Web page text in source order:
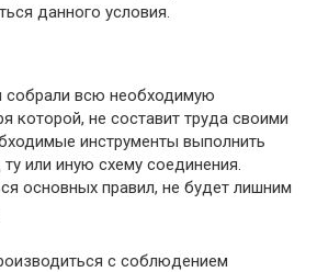
данного условия.
всю необходимую
которой, не составит труда своими
инструменты выполнить
или иную схему соединения.
основных правил, не будет лишним
с соблюдением